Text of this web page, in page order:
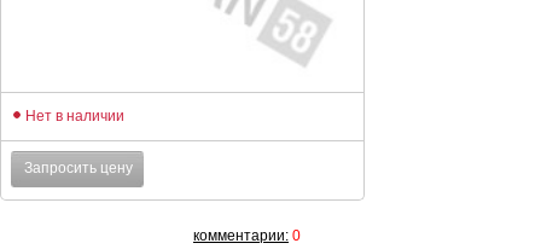
Нет в наличии
Запросить цену
комментарии: 0